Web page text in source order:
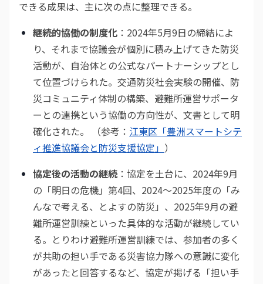
できる成果は、主に次の点に整理できる。
継続的協働の制度化 ：2024年5月9日の締結によ
り、それまで協議会が個別に積み上げてきた防災
活動が、自治体との公式なパートナーシップとし
て位置づけられた。交通防災社会実験の開催、防
災コミュニティ体制の構築、避難所運営サポータ
ーとの連携という協働の方向性が、文書として明
確化された。 （参考： 江東区「豊洲スマートシテ
ィ推進協議会と防災支援協定」 ）
協定後の活動の継続：協定を土台に、2024年9月
の「明日の危機」第4回、2024〜2025年度の「み
んなで考える、とよすの防災」、2025年9月の避
難所運営訓練といった具体的な活動が継続してい
る。とりわけ避難所運営訓練では、参加者の多く
が共助の担い手である災害協力隊への意識に変化
があったと回答するなど、協定が掲げる「担い手